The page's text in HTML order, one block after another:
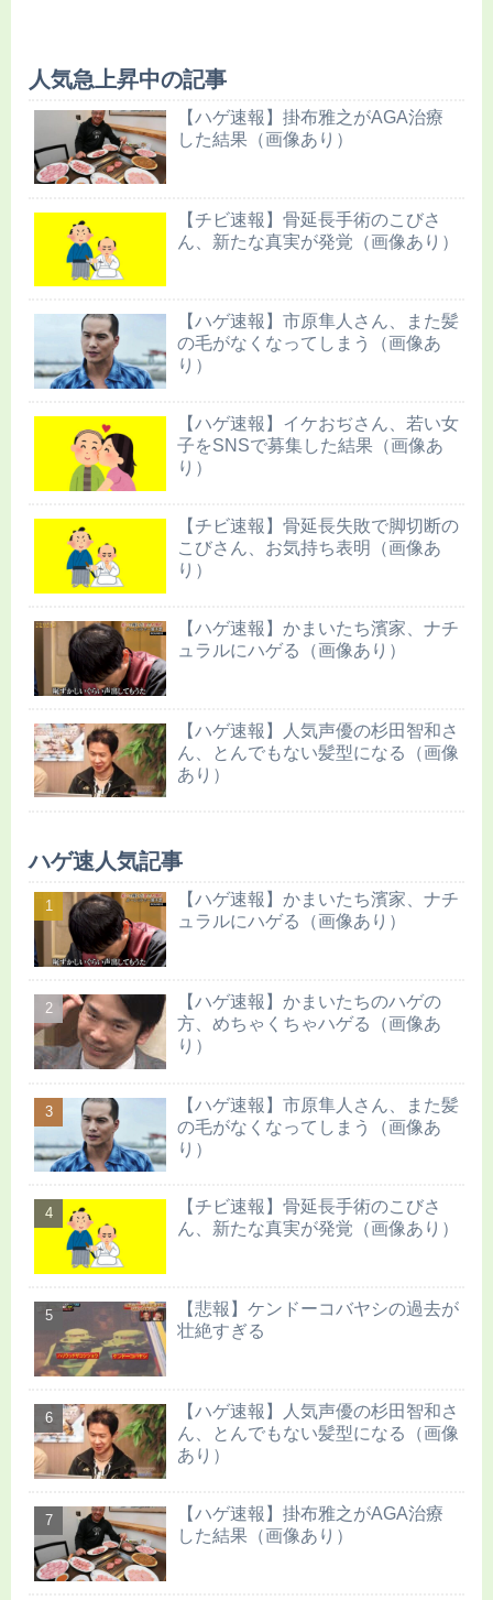
人気急上昇中の記事
【ハゲ速報】掛布雅之がAGA治療
した結果（画像あり）
【チビ速報】骨延長手術のこびさ
ん、新たな真実が発覚（画像あり）
【ハゲ速報】市原隼人さん、また髪
の毛がなくなってしまう（画像あ
り）
【ハゲ速報】イケおぢさん、若い女
子をSNSで募集した結果（画像あ
り）
【チビ速報】骨延長失敗で脚切断の
こびさん、お気持ち表明（画像あ
り）
【ハゲ速報】かまいたち濱家、ナチ
ュラルにハゲる（画像あり）
【ハゲ速報】人気声優の杉田智和さ
ん、とんでもない髪型になる（画像
あり）
ハゲ速人気記事
【ハゲ速報】かまいたち濱家、ナチ
ュラルにハゲる（画像あり）
【ハゲ速報】かまいたちのハゲの
方、めちゃくちゃハゲる（画像あ
り）
【ハゲ速報】市原隼人さん、また髪
の毛がなくなってしまう（画像あ
り）
【チビ速報】骨延長手術のこびさ
ん、新たな真実が発覚（画像あり）
【悲報】ケンドーコバヤシの過去が
壮絶すぎる
【ハゲ速報】人気声優の杉田智和さ
ん、とんでもない髪型になる（画像
あり）
【ハゲ速報】掛布雅之がAGA治療
した結果（画像あり）